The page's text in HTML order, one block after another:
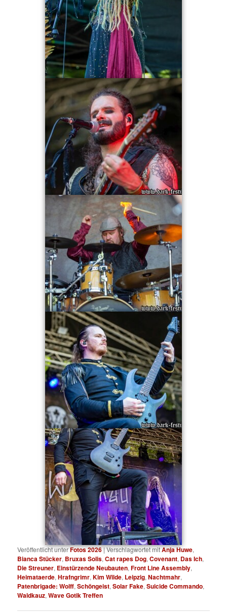
Veröffentlicht unterFotos 2026|Verschlagwortet mitAnja Huwe,
Bianca Stücker, Bruxas Solis,Cat rapes Dog,Covenant, Das Ich,
Die Streuner, Einstürzende Neubauten,Front Line Assembly,
Heimataerde,Hrafngrimr,Kim Wilde, Leipzig,Nachtmahr,
Patenbrigade: Wolff,Schöngeist,Solar Fake,Suicide Commando,
Waldkauz,Wave Gotik Treffen